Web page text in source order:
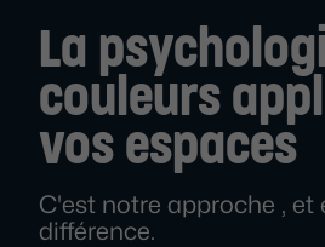
La
couleurs
vos espaces
C'est notre approche , et
différence.